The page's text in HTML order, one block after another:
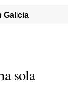
Galicia
sola